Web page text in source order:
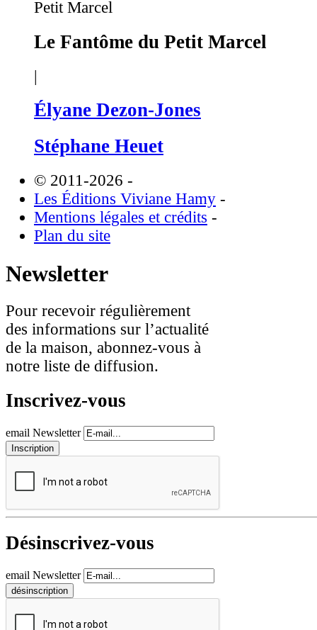
Le Fantôme du Petit Marcel
|
Élyane Dezon-Jones
Stéphane Heuet
© 2011-2026 -
Les Éditions Viviane Hamy -
Mentions légales et crédits -
Plan du site
Newsletter
Pour recevoir régulièrement
des informations sur l’actualité
de la maison, abonnez-vous à
notre liste de diffusion.
Inscrivez-vous
email Newsletter
Désinscrivez-vous
email Newsletter